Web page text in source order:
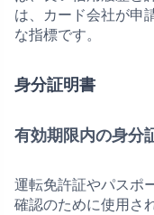
は、カード会社が申
な指標です。
身分証明書
有効期限内の身分
運転免許証やパスポ
確認のために使用さ